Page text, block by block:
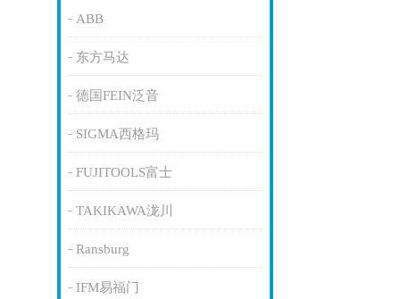
ABB
东方马达
德国FEIN泛音
SIGMA西格玛
FUJITOOLS富士
TAKIKAWA泷川
Ransburg
IFM易福门